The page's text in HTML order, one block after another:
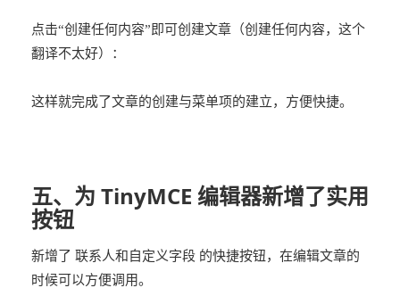
点击“创建任何内容”即可创建文章（创建任何内容，这个
翻译不太好）：
这样就完成了文章的创建与菜单项的建立，方便快捷。
五、为 TinyMCE 编辑器新增了实用
按钮
新增了 联系人和自定义字段 的快捷按钮，在编辑文章的
时候可以方便调用。